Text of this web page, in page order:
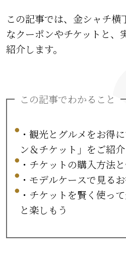
この記事では、金シャチ横
なクーポンやチケットと、
紹介します。
この記事でわかること
・観光とグルメをお得
ン＆チケット」をご紹介
・チケットの購入方法
・モデルケースで見る
・チケットを賢く使っ
と楽しもう